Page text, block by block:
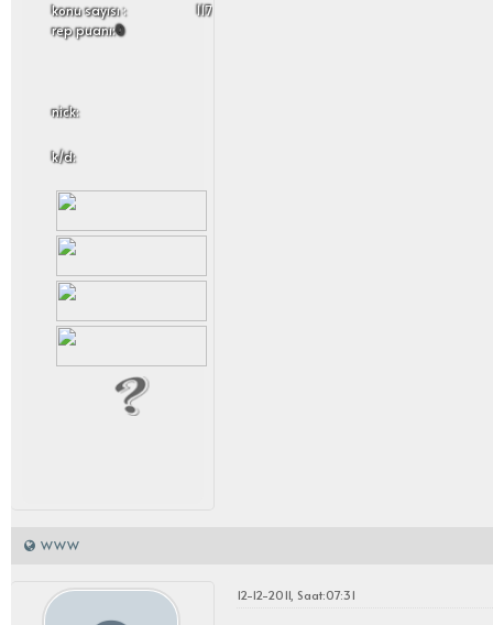
konu sayısı :
117
rep puanı:0
nick:
k/d:
WWW
12-12-2011, Saat:07:31